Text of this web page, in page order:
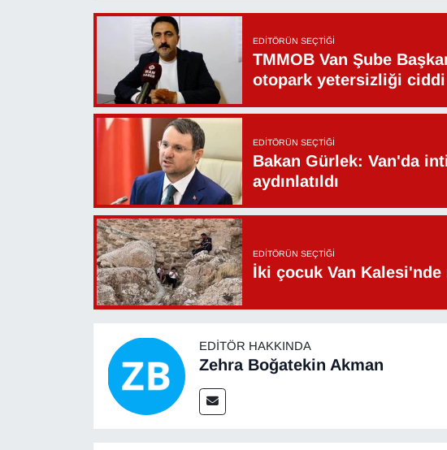
EDITÖRÜN SEÇTIĞI
TMMOB Van Şube
otopark yetersizliği
EDITÖRÜN SEÇTIĞI
Bakan Gürlek: Van'da
aydınlatıldı
EDITÖRÜN SEÇTIĞI
İki çocuk Van Kalesi'nde
EDITÖR HAKKINDA
Zehra Boğatekin Akman